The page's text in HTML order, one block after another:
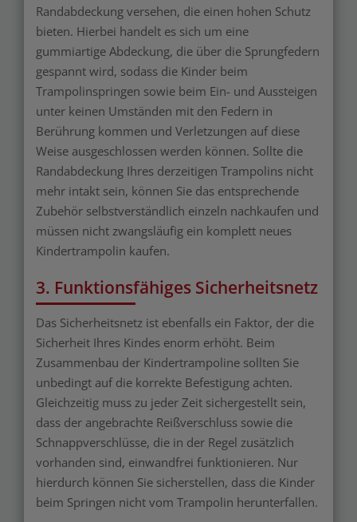
Randabdeckung versehen, die einen hohen Schutz
bieten. Hierbei handelt es sich um eine
gummiartige Abdeckung, die über die Sprungfedern
gespannt wird, sodass die Kinder beim
Trampolinspringen sowie beim Ein- und Aussteigen
unter keinen Umständen mit den Federn in
Berührung kommen und Verletzungen auf diese
Weise ausgeschlossen werden können. Sollte die
Randabdeckung Ihres derzeitigen Trampolins nicht
mehr intakt sein, können Sie das entsprechende
Zubehör selbstverständlich einzeln nachkaufen und
müssen nicht zwangsläufig ein komplett neues
Kindertrampolin kaufen.
3. Funktionsfähiges Sicherheitsnetz
Das Sicherheitsnetz ist ebenfalls ein Faktor, der die
Sicherheit Ihres Kindes enorm erhöht. Beim
Zusammenbau der Kindertrampoline sollten Sie
unbedingt auf die korrekte Befestigung achten.
Gleichzeitig muss zu jeder Zeit sichergestellt sein,
dass der angebrachte Reißverschluss sowie die
Schnappverschlüsse, die in der Regel zusätzlich
vorhanden sind, einwandfrei funktionieren. Nur
hierdurch können Sie sicherstellen, dass die Kinder
beim Springen nicht vom Trampolin herunterfallen.